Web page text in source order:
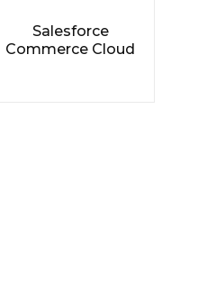
Salesforce
Commerce Cloud